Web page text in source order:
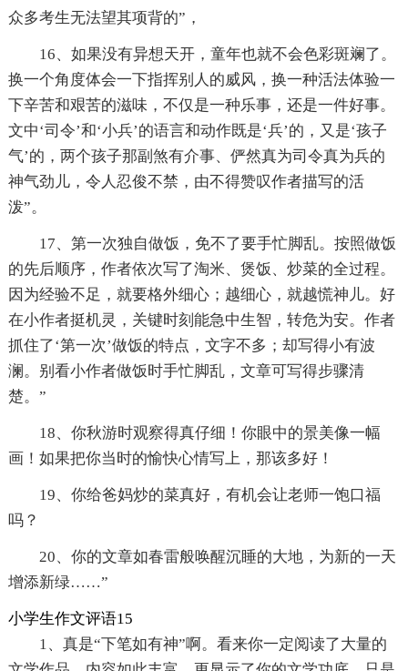
众多考生无法望其项背的”，
16、如果没有异想天开，童年也就不会色彩斑斓了。
换一个角度体会一下指挥别人的威风，换一种活法体验一
下辛苦和艰苦的滋味，不仅是一种乐事，还是一件好事。
文中‘司令’和‘小兵’的语言和动作既是‘兵’的，又是‘孩子
气’的，两个孩子那副煞有介事、俨然真为司令真为兵的
神气劲儿，令人忍俊不禁，由不得赞叹作者描写的活
泼”。
17、第一次独自做饭，免不了要手忙脚乱。按照做饭
的先后顺序，作者依次写了淘米、煲饭、炒菜的全过程。
因为经验不足，就要格外细心；越细心，就越慌神儿。好
在小作者挺机灵，关键时刻能急中生智，转危为安。作者
抓住了‘第一次’做饭的特点，文字不多；却写得小有波
澜。别看小作者做饭时手忙脚乱，文章可写得步骤清
楚。”
18、你秋游时观察得真仔细！你眼中的景美像一幅
画！如果把你当时的愉快心情写上，那该多好！
19、你给爸妈炒的菜真好，有机会让老师一饱口福
吗？
20、你的文章如春雷般唤醒沉睡的大地，为新的一天
增添新绿……”
小学生作文评语15
1、真是“下笔如有神”啊。看来你一定阅读了大量的